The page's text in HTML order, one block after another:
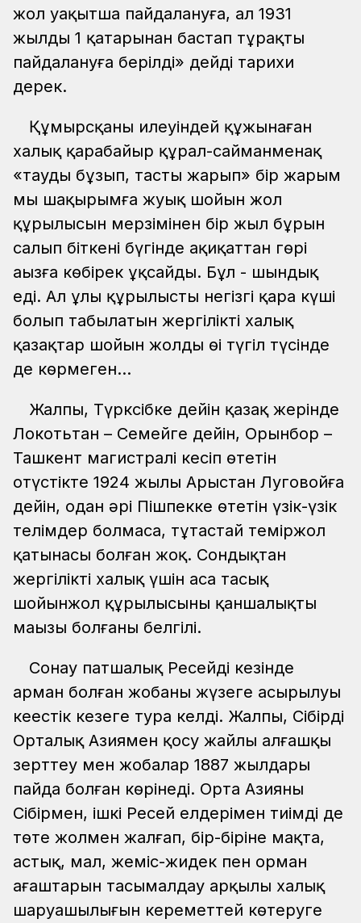
жол уақытша пайдалануға, ал 1931
жылдың 1 қаңтарынан бастап тұрақты
пайдалануға берілді» дейді тарихи
дерек.
Құмырсқаның илеуіндей құжынаған
халық қарабайыр құрал-сайманменақ
«тауды бұзып, тасты жарып» бір жарым
мың шақырымға жуық шойын жол
құрылысын мерзімінен бір жыл бұрын
салып біткені бүгінде ақиқаттан гөрі
аңызға көбірек ұқсайды. Бұл - шындық
еді. Ал ұлы құрылыстың негізгі қара күші
болып табылатын жергілікті халық
қазақтар шойын жолды өңі түгіл түсінде
де көрмеген…
Жалпы, Түрксібке дейін қазақ жерінде
Локотьтан – Семейге дейін, Орынбор –
Ташкент магистралі кесіп өтетін
оңтүстікте 1924 жылы Арыстан Луговойға
дейін, одан әрі Пішпекке өтетін үзік-үзік
телімдер болмаса, тұтастай теміржол
қатынасы болған жоқ. Сондықтан
жергілікті халық үшін аса таңсық
шойынжол құрылысының қаншалықты
маңызы болғаны белгілі.
Сонау патшалық Ресейдің кезінде
арман болған жобаның жүзеге асырылуы
кеңестік кезеңге тура келді. Жалпы, Сібірді
Орталық Азиямен қосу жайлы алғашқы
зерттеу мен жобалар 1887 жылдары
пайда болған көрінеді. Орта Азияны
Сібірмен, ішкі Ресей елдерімен тиімді де
төте жолмен жалғап, бір-біріне мақта,
астық, мал, жеміс-жидек пен орман
ағаштарын тасымалдау арқылы халық
шаруашылығын кереметтей көтеруге